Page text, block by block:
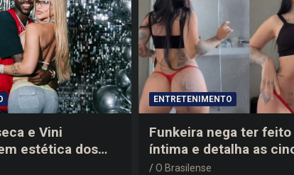
e Vini
estética dos
festa de
ENTRETENIMENTO
Funkeira nega ter
íntima e detalha as
plásticas que realizou
O Brasilense